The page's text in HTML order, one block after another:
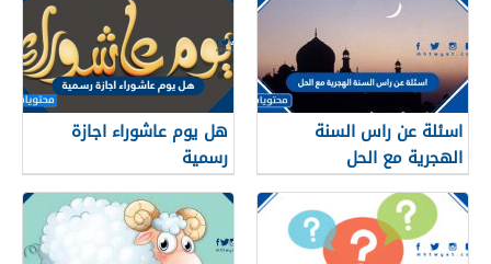
اسئلة عن راس السنة
الهجرية مع الحل
هل يوم عاشوراء اجازة
رسمية